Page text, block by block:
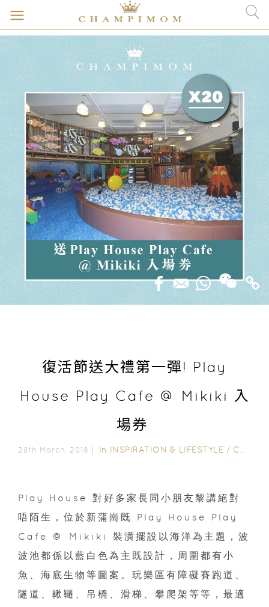
復活節送大禮第一彈! Play
House Play Cafe @ Mikiki 入
場券
28th March, 2018｜ In INSPIRATION & LIFESTYLE / CHAMPIMOM 送禮
Play House 對好多家長同小朋友黎講絕對
唔陌生，位於新蒲崗既 Play House Play
Cafe @ Mikiki 裝潢擺設以海洋為主題，波
波池都係以藍白色為主既設計，周圍都有小
魚、海底生物等圖案。玩樂區有障礙賽跑道、
隧道、鞦韆、吊橋、滑梯、攀爬架等等，最適